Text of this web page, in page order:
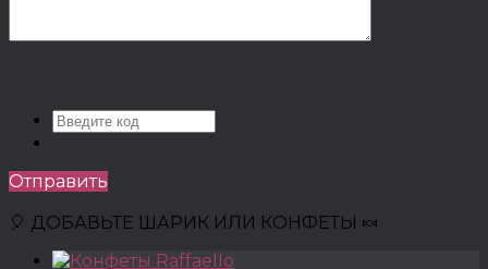
Отправить
🎈 ДОБАВЬТЕ ШАРИК ИЛИ КОНФЕТЫ 🍬